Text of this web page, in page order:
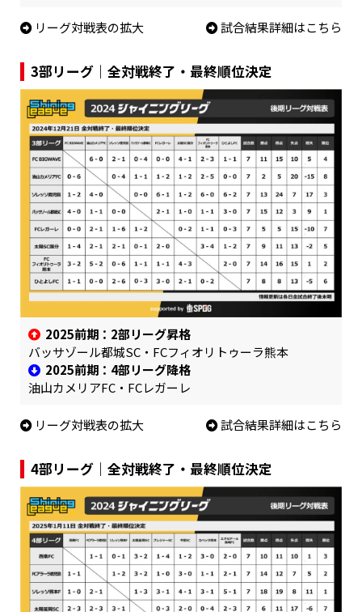
リーグ対戦表の拡大 試合結果詳細はこちら
3部リーグ｜全対戦終了・最終順位決定
2025前期：2部リーグ昇格
バッサゾール都城SC・FCフィオリトゥーラ熊本
2025前期：4部リーグ降格
油山カメリアFC・FCレガーレ
リーグ対戦表の拡大 試合結果詳細はこちら
4部リーグ｜全対戦終了・最終順位決定